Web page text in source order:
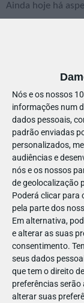
Nós e os nossos
informações num
dados pessoais,
padrão enviadas
personalizados,
audiências e
nós e os nossos
de geolocalização
Poderá clicar para
pela parte dos
Em alternativa,
e alterar as suas
consentimento.
seus dados
que tem o direito
preferências serão
alterar suas
Ainda hoje há
permanecem
Algumas
O okapi
húmidas da
O seu pelo é
Este pelo
se seco até em
Durante
pertencia à
Estudos
mais próximo é
Têm
longa e preênsil
ósseas na cabeça.
Uma
O okapi está